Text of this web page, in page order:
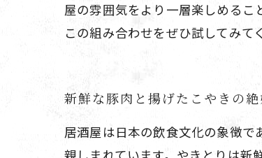
屋の雰囲気をより一層楽しめるこ
この組み合わせをぜひ試してみて
新鮮な豚肉と揚げたこやきの
居酒屋は日本の飲食文化の象徴で